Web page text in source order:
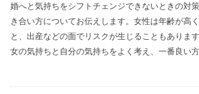
婚へと気持ちをシフトチェンジできないときの対
き合い方についてお伝えします。女性は年齢が高
と、出産などの面でリスクが生じることもありま
女の気持ちと自分の気持ちをよく考え、一番良い